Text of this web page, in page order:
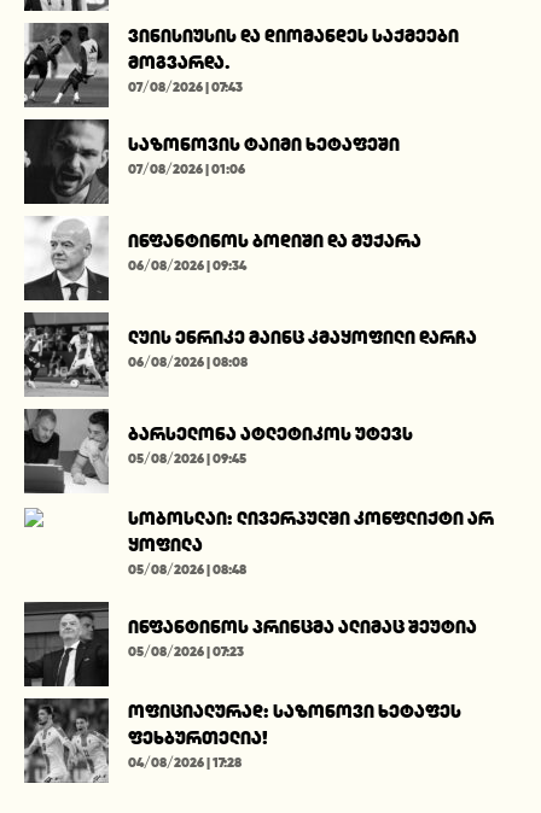
ვინისიუსის და დიომანდეს საქმეები
მოგვარდა.
07/08/2026 | 07:43
საზონოვის ტაიმი ხეტაფეში
07/08/2026 | 01:06
ინფანტინოს ბოდიში და მუქარა
06/08/2026 | 09:34
ლუის ენრიკე მაინც კმაყოფილი დარჩა
06/08/2026 | 08:08
ბარსელონა ატლეტიკოს უტევს
05/08/2026 | 09:45
სობოსლაი: ლივერპულში კონფლიქტი არ
ყოფილა
05/08/2026 | 08:48
ინფანტინოს პრინცმა ალიმაც შეუტია
05/08/2026 | 07:23
ოფიციალურად: საზონოვი ხეტაფეს
ფეხბურთელია!
04/08/2026 | 17:28